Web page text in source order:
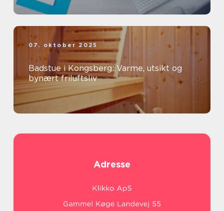
07. oktober 2025
Badstue i Kongsberg: Varme, utsikt og
bynært friluftsliv
Adresse